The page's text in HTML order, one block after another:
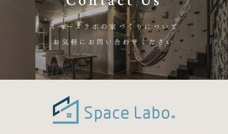
スペースラボの家づくりについて
お気軽にお問い合わせください